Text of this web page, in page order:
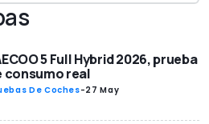
5 Full Hybrid 2026, prueba
consumo real
De Coches-27 May